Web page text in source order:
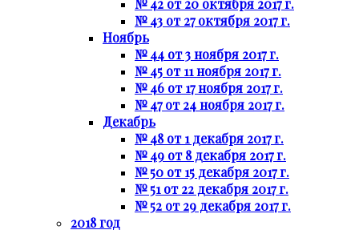
№ 42 от 20 октября 2017 г.
№ 43 от 27 октября 2017 г.
Ноябрь
№ 44 от 3 ноября 2017 г.
№ 45 от 11 ноября 2017 г.
№ 46 от 17 ноября 2017 г.
№ 47 от 24 ноября 2017 г.
Декабрь
№ 48 от 1 декабря 2017 г.
№ 49 от 8 декабря 2017 г.
№ 50 от 15 декабря 2017 г.
№ 51 от 22 декабря 2017 г.
№ 52 от 29 декабря 2017 г.
2018 год